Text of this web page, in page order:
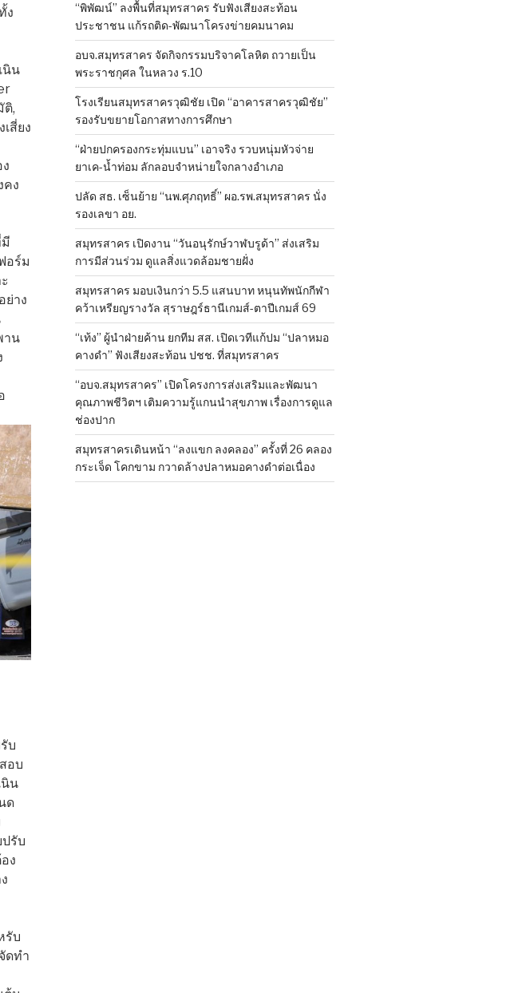
ง
นิน
ติ,
สี่ยง
คง
อร์ม
ย่าง
าน
บ
อบ
นิน
ด
รับ
ง
รับ
ดทำ
“พิพัฒน์” ลงพื้นที่สมุทรสาคร รับฟังเสียงสะท้อน
ประชาชน แก้รถติด-พัฒนาโครงข่ายคมนาคม
อบจ.สมุทรสาคร จัดกิจกรรมบริจาคโลหิต ถวายเป็น
พระราชกุศล ในหลวง ร.10
โรงเรียนสมุทรสาครวุฒิชัย เปิด “อาคารสาครวุฒิชัย”
รองรับขยายโอกาสทางการศึกษา
“ฝ่ายปกครองกระทุ่มแบน” เอาจริง รวบหนุ่มหัวจ่าย
ยาเค-น้ำท่อม ลักลอบจำหน่ายใจกลางอำเภอ
ปลัด สธ. เซ็นย้าย “นพ.ศุภฤทธิ์” ผอ.รพ.สมุทรสาคร นั่ง
รองเลขา อย.
สมุทรสาคร เปิดงาน “วันอนุรักษ์วาฬบรูด้า” ส่งเสริม
การมีส่วนร่วม ดูแลสิ่งแวดล้อมชายฝั่ง
สมุทรสาคร มอบเงินกว่า 5.5 แสนบาท หนุนทัพนักกีฬา
คว้าเหรียญรางวัล สุราษฎร์ธานีเกมส์-ตาปีเกมส์ 69
“เท้ง” ผู้นำฝ่ายค้าน ยกทีม สส. เปิดเวทีแก้ปม “ปลาหมอ
คางดำ” ฟังเสียงสะท้อน ปชช. ที่สมุทรสาคร
“อบจ.สมุทรสาคร” เปิดโครงการส่งเสริมและพัฒนา
คุณภาพชีวิตฯ เติมความรู้แกนนำสุขภาพ เรื่องการดูแล
ช่องปาก
สมุทรสาครเดินหน้า “ลงแขก ลงคลอง” ครั้งที่ 26 คลอง
กระเจ็ด โคกขาม กวาดล้างปลาหมอคางดำต่อเนื่อง